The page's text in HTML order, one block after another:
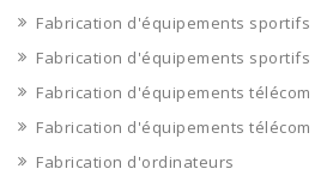
Fabrication d'équipements sportifs
Fabrication d'équipements sportifs
Fabrication d'équipements télécom
Fabrication d'équipements télécom
Fabrication d'ordinateurs